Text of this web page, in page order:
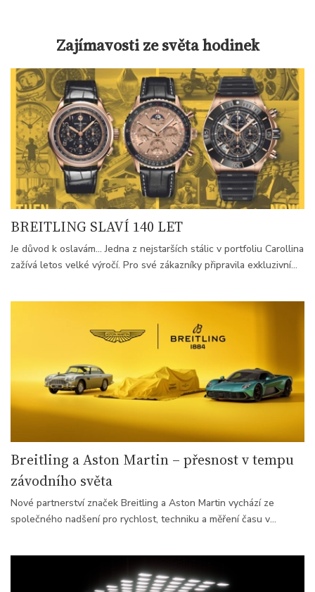
Zajímavosti ze světa hodinek
BREITLING SLAVÍ 140 LET
Je důvod k oslavám... Jedna z nejstarších stálic v portfoliu Carollina
zažívá letos velké výročí. Pro své zákazníky připravila exkluzivní
Breitling a Aston Martin – přesnost v tempu
závodního světa
Nové partnerství značek Breitling a Aston Martin vychází ze
společného nadšení pro rychlost, techniku a měření času v
dědictví obou značek a symbolicky jej zahajuje limitovaný model
Navitimer B01 Chronograph 43 Aston Martin Aramco Formula